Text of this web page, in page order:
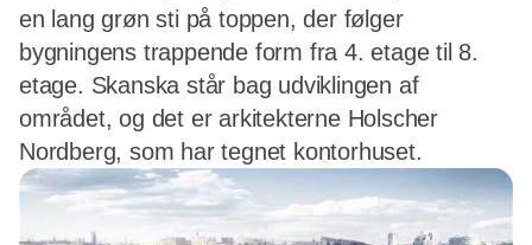
en lang grøn sti på toppen, der følger
bygningens trappende form fra 4. etage til 8.
etage. Skanska står bag udviklingen af
området, og det er arkitekterne Holscher
Nordberg, som har tegnet kontorhuset.